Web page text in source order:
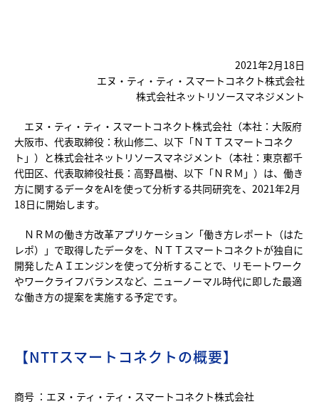
2021年2月18日
エヌ・ティ・ティ・スマートコネクト株式会社
株式会社ネットリソースマネジメント
エヌ・ティ・ティ・スマートコネクト株式会社（本社：大阪府
大阪市、代表取締役：秋山修二、以下「ＮＴＴスマートコネク
ト」）と株式会社ネットリソースマネジメント（本社：東京都千
代田区、代表取締役社長：高野昌樹、以下「ＮＲＭ」）は、働き
方に関するデータをAIを使って分析する共同研究を、2021年2月
18日に開始します。
ＮＲＭの働き方改革アプリケーション「働き方レポート（はた
レポ）」で取得したデータを、ＮＴＴスマートコネクトが独自に
開発したＡＩエンジンを使って分析することで、リモートワーク
やワークライフバランスなど、ニューノーマル時代に即した最適
な働き方の提案を実施する予定です。
【NTTスマートコネクトの概要】
商号 ：エヌ・ティ・ティ・スマートコネクト株式会社